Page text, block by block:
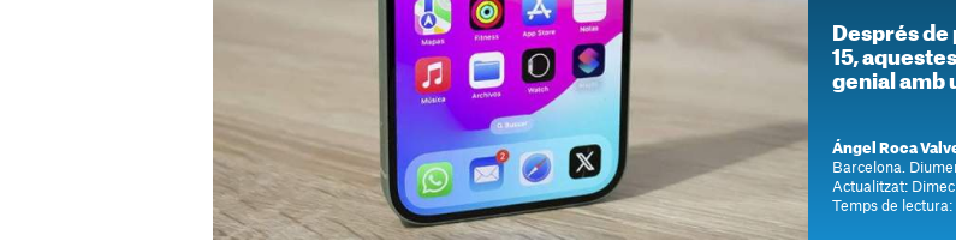
Després
15,
genial amb
Ángel Roca
Barcelona.
Actualitzat:
Temps de